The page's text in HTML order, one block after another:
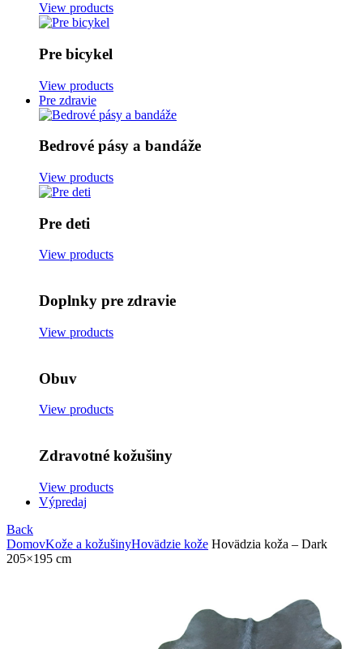
View products
Pre bicykel
View products
Pre zdravie
Bedrové pásy a bandáže
View products
Pre deti
View products
Doplnky pre zdravie
View products
Obuv
View products
Zdravotné kožušiny
View products
Výpredaj
Back
DomovKože a kožušinyHovädzie kože Hovädzia koža – Dark
205×195 cm